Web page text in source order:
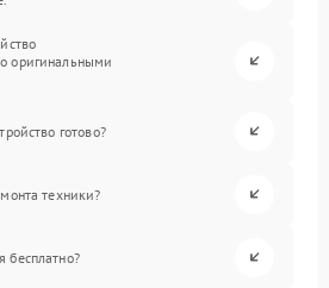
оригинальными
готово?
техники?
бесплатно?